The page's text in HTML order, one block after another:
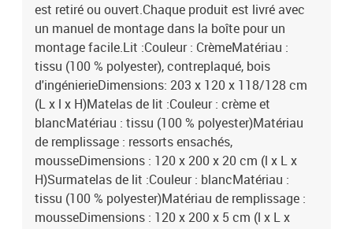
est retiré ou ouvert.Chaque produit est livré avec
un manuel de montage dans la boîte pour un
montage facile.Lit :Couleur : CrèmeMatériau :
tissu (100 % polyester), contreplaqué, bois
d'ingénierieDimensions: 203 x 120 x 118/128 cm
(L x l x H)Matelas de lit :Couleur : crème et
blancMatériau : tissu (100 % polyester)Matériau
de remplissage : ressorts ensachés,
mousseDimensions : 120 x 200 x 20 cm (l x L x
H)Surmatelas de lit :Couleur : blancMatériau :
tissu (100 % polyester)Matériau de remplissage :
mousseDimensions : 120 x 200 x 5 cm (l x L x